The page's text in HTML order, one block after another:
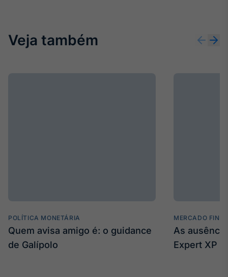
Veja também
POLÍTICA MONETÁRIA
Quem avisa amigo é: o guidance
de Galípolo
MERCADO
As
Expert XP